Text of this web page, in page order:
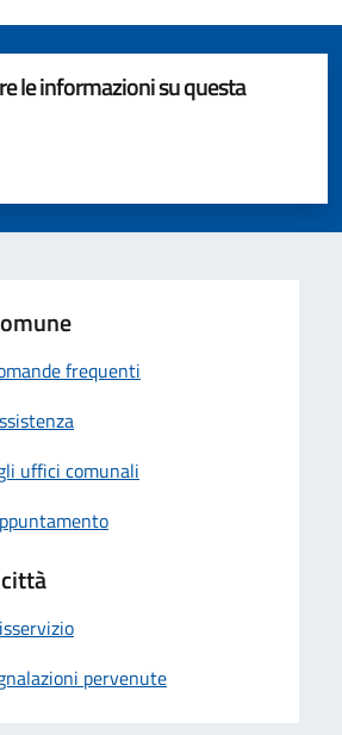
le informazioni su questa
5 stelle su 5
su 5
su 5
5
frequenti
uffici comunali
pervenute